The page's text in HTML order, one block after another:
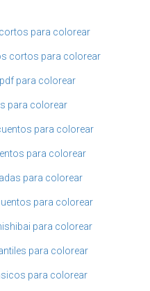
para colorear
cortos para colorear
para colorear
para colorear
para colorear
para colorear
para colorear
para colorear
para colorear
para colorear
para colorear